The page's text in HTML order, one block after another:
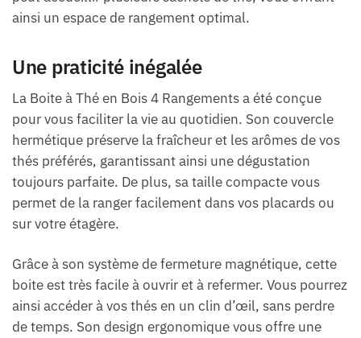
ainsi un espace de rangement optimal.
Une praticité inégalée
La Boite à Thé en Bois 4 Rangements a été conçue
pour vous faciliter la vie au quotidien. Son couvercle
hermétique préserve la fraîcheur et les arômes de vos
thés préférés, garantissant ainsi une dégustation
toujours parfaite. De plus, sa taille compacte vous
permet de la ranger facilement dans vos placards ou
sur votre étagère.
Grâce à son système de fermeture magnétique, cette
boite est très facile à ouvrir et à refermer. Vous pourrez
ainsi accéder à vos thés en un clin d’œil, sans perdre
de temps. Son design ergonomique vous offre une